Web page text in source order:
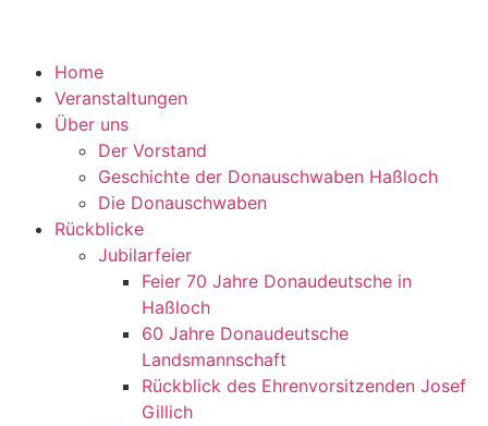
Home
Veranstaltungen
Über uns
Der Vorstand
Geschichte der Donauschwaben Haßloch
Die Donauschwaben
Rückblicke
Jubilarfeier
Feier 70 Jahre Donaudeutsche in
Haßloch
60 Jahre Donaudeutsche
Landsmannschaft
Rückblick des Ehrenvorsitzenden Josef
Gillich